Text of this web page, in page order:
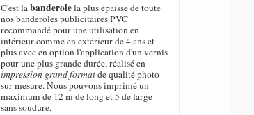
C'est labanderolela plus épaisse de toute
nos banderoles publicitaires PVC
recommandé pour une utilisation en
intérieur comme en extérieur de 4 ans et
plus avec en option l'application d'un vernis
pour une plus grande durée, réalisé en
impression grand formatde qualité photo
sur mesure. Nous pouvons imprimé un
maximum de 12 m de long et 5 de large
sans soudure.